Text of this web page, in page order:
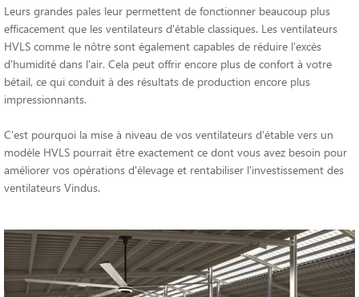
Leurs grandes pales leur permettent de fonctionner beaucoup plus
efficacement que les ventilateurs d'étable classiques. Les ventilateurs
HVLS comme le nôtre sont également capables de réduire l'excès
d'humidité dans l'air. Cela peut offrir encore plus de confort à votre
bétail, ce qui conduit à des résultats de production encore plus
impressionnants.
C'est pourquoi la mise à niveau de vos ventilateurs d'étable vers un
modèle HVLS pourrait être exactement ce dont vous avez besoin pour
améliorer vos opérations d'élevage et rentabiliser l'investissement des
ventilateurs Vindus.